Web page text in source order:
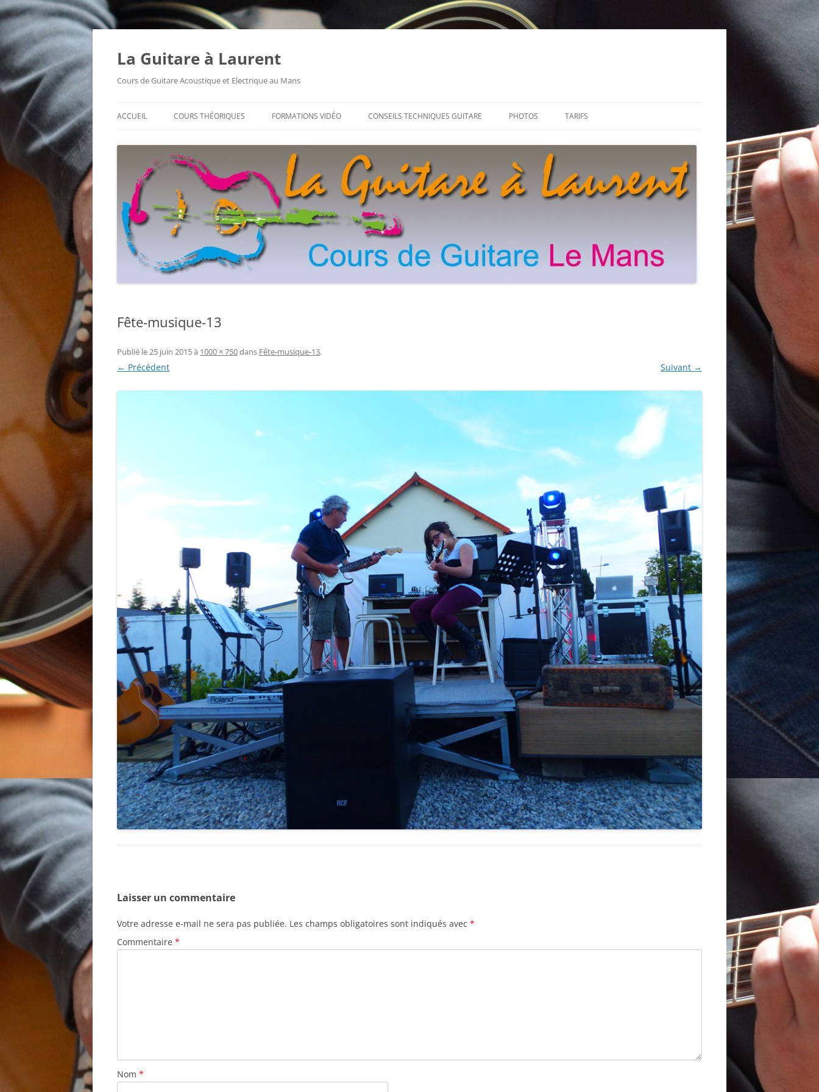
Aller
La Guitare à Laurent
Cours de Guitare Acoustique et Electrique au Mans
ACCUEIL COURS THÉORIQUES FORMATIONS VIDÉO CONSEILS TECHNIQUES GUITARE PHOTOS TARIFS
Fête-musique-13
Publié le25 juin 2015à 1000 × 750dans Fête-musique-13.
← Précédent Suivant →
Laisser un commentaire
Votre adresse e-mail ne sera pas publiée. Les champs obligatoires sont indiqués avec *
Commentaire *
Nom *